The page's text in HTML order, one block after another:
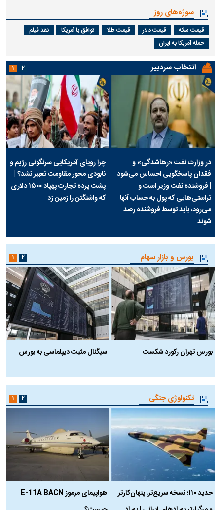
سوژه‌های روز
قیمت سکه قیمت دلار قیمت طلا توافق با آمریکا
نقد فیلم
حمله آمریکا به ایران
انتخاب سردبیر
در وزارت نفت «رهاشدگی» و
فقدان پاسخگویی احساس می‌شود
| فروشنده نفت وزیر است و
تراستی‌هایی که پول به حساب آنها
می‌رود، باید توسط فروشنده رصد
شوند
چرا رویای آمریکایی سرنگونی رژیم و
نابودی محور مقاومت تعبیر نشد؟ |
پشت پرده تجارت پهپاد‌ ۱۵۰۰ دلاری
که واشنگتن را زمین زد
۱ ۲
بورس و بازار سهام
بورس تهران رکورد شکست
سیگنال مثبت دیپلماسی به بورس
۱ ۲
تکنولوژی جنگی
حدید ۱۱۰؛ نسخه سریع‌تر، پنهان‌کارتر
هواپیمای مرموز E-11A BACN
۱ ۲